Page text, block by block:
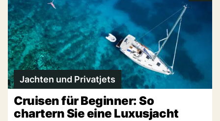
Jachten und Privatjets
Cruisen für Beginner: So
chartern Sie eine Luxusjacht